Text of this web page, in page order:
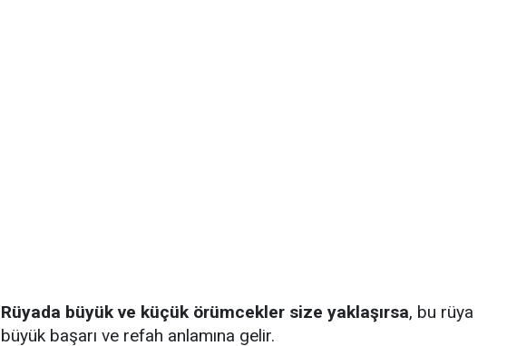
Rüyada büyük ve küçük örümcekler size yaklaşırsa, bu rüya
büyük başarı ve refah anlamına gelir.